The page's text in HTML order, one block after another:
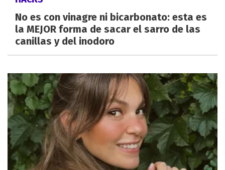
No es con vinagre ni bicarbonato: esta es
la MEJOR forma de sacar el sarro de las
canillas y del inodoro